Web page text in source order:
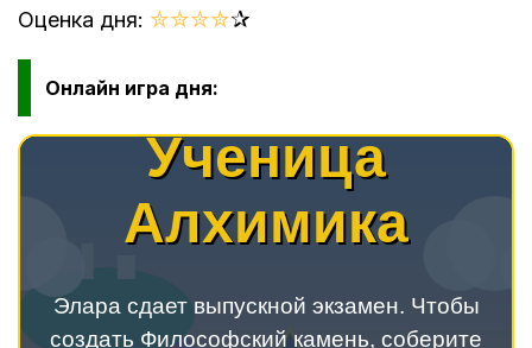
Оценка дня: ✮✮✮✮✰
Онлайн игра дня: